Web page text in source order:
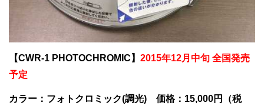
【CWR-1 PHOTOCHROMIC】 2015年12月中旬 全国発売
予定
カラー：フォトクロミック(調光) 価格：15,000円（税